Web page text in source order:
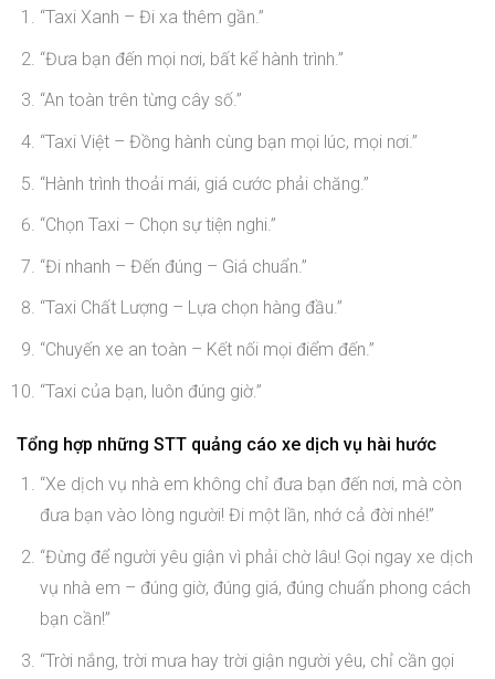
“Taxi Xanh – Đi xa thêm gần.”
“Đưa bạn đến mọi nơi, bất kể hành trình.”
“An toàn trên từng cây số.”
“Taxi Việt – Đồng hành cùng bạn mọi lúc, mọi nơi.”
“Hành trình thoải mái, giá cước phải chăng.”
“Chọn Taxi – Chọn sự tiện nghi.”
“Đi nhanh – Đến đúng – Giá chuẩn.”
“Taxi Chất Lượng – Lựa chọn hàng đầu.”
“Chuyến xe an toàn – Kết nối mọi điểm đến.”
“Taxi của bạn, luôn đúng giờ.”
Tổng hợp những STT quảng cáo xe dịch vụ hài hước
“Xe dịch vụ nhà em không chỉ đưa bạn đến nơi, mà còn
đưa bạn vào lòng người! Đi một lần, nhớ cả đời nhé!”
“Đừng để người yêu giận vì phải chờ lâu! Gọi ngay xe dịch
vụ nhà em – đúng giờ, đúng giá, đúng chuẩn phong cách
bạn cần!”
“Trời nắng, trời mưa hay trời giận người yêu, chỉ cần gọi